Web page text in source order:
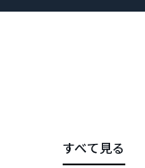
すべて見る